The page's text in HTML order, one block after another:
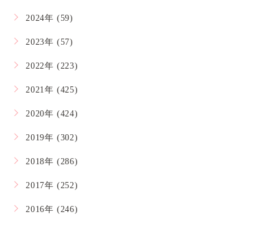
2024年 (59)
2023年 (57)
2022年 (223)
2021年 (425)
2020年 (424)
2019年 (302)
2018年 (286)
2017年 (252)
2016年 (246)